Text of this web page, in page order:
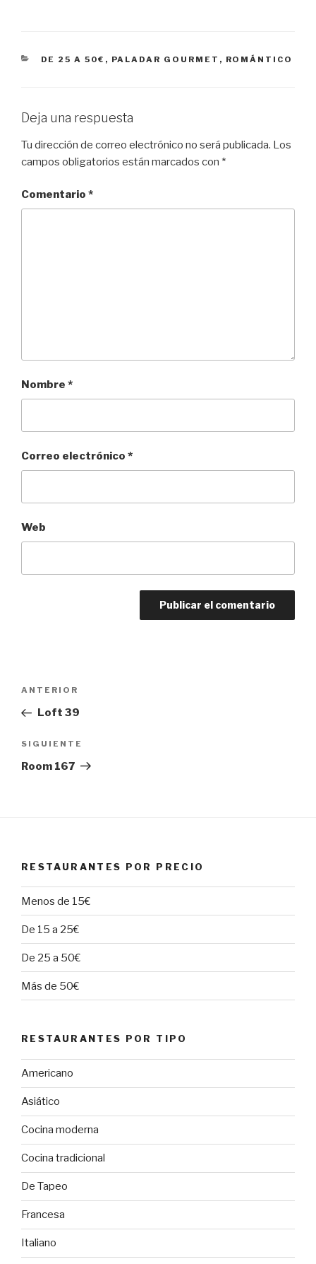
CATEGORÍAS
DE 25 A 50€ , PALADAR GOURMET , ROMÁNTICO
Deja una respuesta
Tu dirección de correo electrónico no será publicada. Los
campos obligatorios están marcados con *
Comentario *
Nombre *
Correo electrónico *
Web
entradas
Entrada
anterior:
ANTERIOR
Loft 39
Siguiente
entrada
SIGUIENTE
Room 167
RESTAURANTES POR PRECIO
Menos de 15€
De 15 a 25€
De 25 a 50€
Más de 50€
RESTAURANTES POR TIPO
Americano
Asiático
Cocina moderna
Cocina tradicional
De Tapeo
Francesa
Italiano